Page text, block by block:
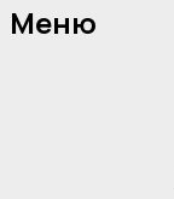
Меню